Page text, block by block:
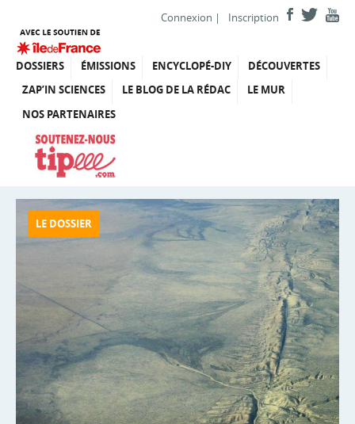
Connexion | Inscription
DOSSIERS ÉMISSIONS ENCYCLOPÉ-DIY
DÉCOUVERTES
ZAP’IN SCIENCES
LE BLOG DE LA RÉDAC
LE MUR
NOS PARTENAIRES
LE DOSSIER
LE DOSSIER